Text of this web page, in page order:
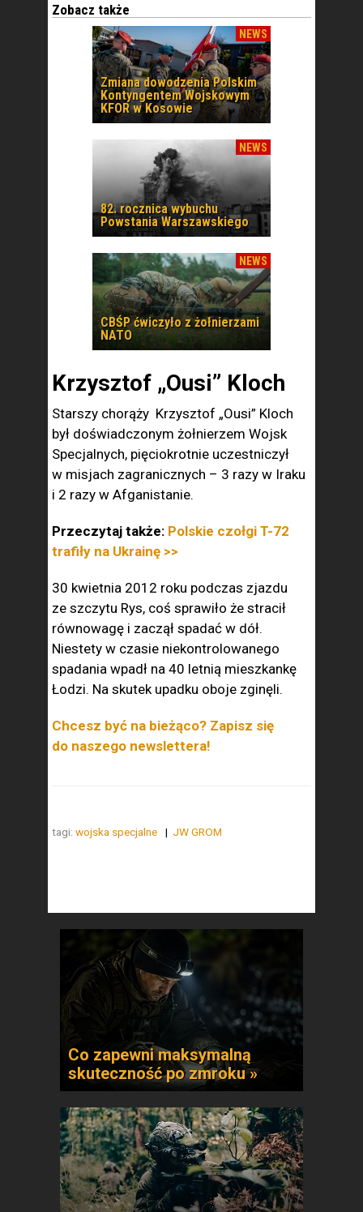
Zobacz także
NEWS
Zmiana dowodzenia Polskim
Kontyngentem Wojskowym
KFOR w Kosowie
NEWS
82. rocznica wybuchu
Powstania Warszawskiego
NEWS
CBŚP ćwiczyło z żołnierzami
NATO
Krzysztof „Ousi” Kloch
Starszy chorąży Krzysztof „Ousi” Kloch
był doświadczonym żołnierzem Wojsk
Specjalnych, pięciokrotnie uczestniczył
w misjach zagranicznych – 3 razy w Iraku
i 2 razy w Afganistanie.
Przeczytaj także: Polskie czołgi T-72
trafiły na Ukrainę >>
30 kwietnia 2012 roku podczas zjazdu
ze szczytu Rys, coś sprawiło że stracił
równowagę i zaczął spadać w dół.
Niestety w czasie niekontrolowanego
spadania wpadł na 40 letnią mieszkankę
Łodzi. Na skutek upadku oboje zginęli.
Chcesz być na bieżąco? Zapisz się
do naszego newslettera!
tagi: wojska specjalne JW GROM
Co zapewni maksymalną
skuteczność po zmroku »